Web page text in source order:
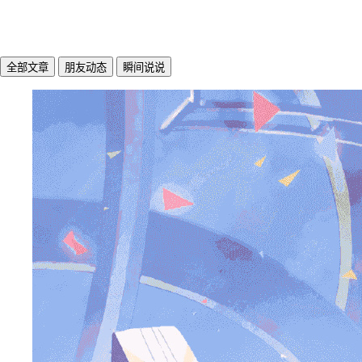
全部文章 朋友动态 瞬间说说